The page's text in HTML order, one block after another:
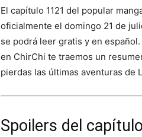
El capítulo 1121 del popular
oficialmente el domingo 21 de
se podrá leer gratis y en
en ChirChi te traemos un
pierdas las últimas aventuras de
Spoilers del